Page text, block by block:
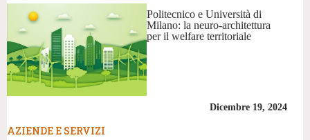
Politecnico e Università di
Milano: la neuro-architettura
per il welfare territoriale
Dicembre 19, 2024
AZIENDE E SERVIZI